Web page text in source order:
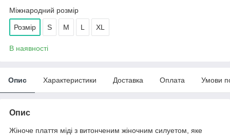
Міжнародний розмір
Розмір S M L XL
В наявності
Опис Характеристики Доставка Оплата Умови
Опис
Жіноче плаття міді з витонченим жіночним силуетом, яке